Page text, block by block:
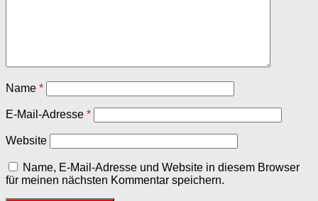
Name *
E-Mail-Adresse *
Website
Name, E-Mail-Adresse und Website in diesem Browser
für meinen nächsten Kommentar speichern.